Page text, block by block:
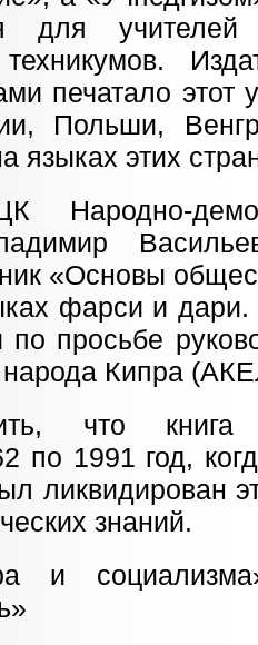
для
печатало этот
Польши,
языках этих
«Основы
фарси и дари.
по просьбе
народа Кипра
что книга
по 1991 год,
ликвидирован
знаний.
и